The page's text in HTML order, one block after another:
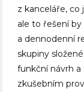
z kanceláře, co
ale to řešení
a dennodenní
skupiny
funkční návrh
zkušebním